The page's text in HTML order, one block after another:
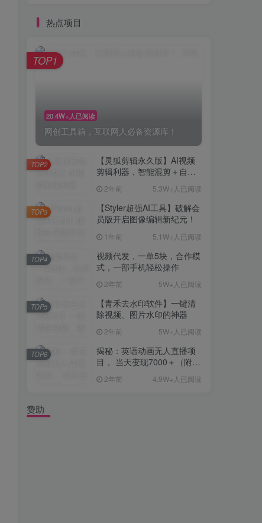
热点项目
20.4W+人已阅读
网创工具箱，互联网人必备资源库！
TOP1
【灵狐剪辑永久版】AI视频
剪辑利器，智能混剪＋自动
＋安装包）
2年前 5.3W+人已阅读
TOP2
【Styler超强AI工具】破解会
员版开启图像编辑新纪元！
1年前 5.1W+人已阅读
TOP3
视频代发，一单5块，合作模
式，一部手机轻松操作
2年前 5W+人已阅读
TOP4
【青禾去水印软件】一键清
除视频、图片水印的神器
2年前 5W+人已阅读
TOP5
揭秘：英语动画无人直播项
目， 当天变现7000＋（附详
2年前 4.9W+人已阅读
TOP6
赞助